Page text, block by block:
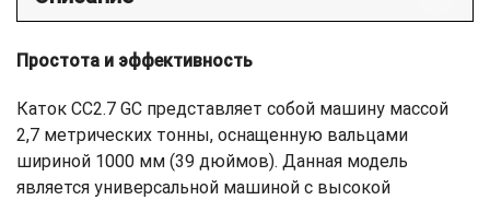
Простота и эффективность
Каток CC2.7 GC представляет собой машину массой
2,7 метрических тонны, оснащенную вальцами
шириной 1000 мм (39 дюймов). Данная модель
является универсальной машиной с высокой